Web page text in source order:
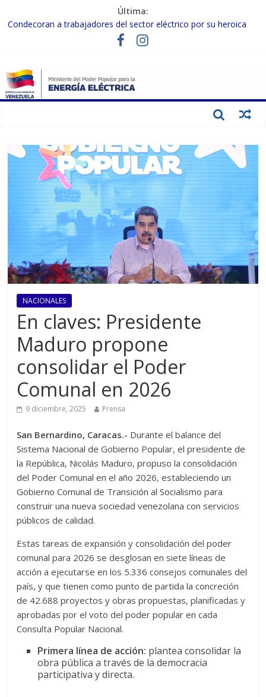
Última:
Condecoran a trabajadores del sector eléctrico por su heroica
labor tras el doble sismo del 24-J
Gobierno Nacional coordina acciones con el sector privado para
Inspeccionan trabajos de rehabilitación en instalaciones del SEN
en Carabobo
Gobierno Nacional activa plan preventivo para fortalecer el SEN
NACIONALES
En claves: Presidente
Maduro propone
consolidar el Poder
Comunal en 2026
9 diciembre, 2025 Prensa
San Bernardino, Caracas.- Durante el balance del
Sistema Nacional de Gobierno Popular, el presidente de
la República, Nicolás Maduro, propuso la consolidación
del Poder Comunal en el año 2026, estableciendo un
Gobierno Comunal de Transición al Socialismo para
construir una nueva sociedad venezolana con servicios
públicos de calidad.
Estas tareas de expansión y consolidación del poder
comunal para 2026 se desglosan en siete líneas de
acción a ejecutarse en los 5.336 consejos comunales del
país, y que tienen como punto de partida la concreción
de 42.688 proyectos y obras propuestas, planificadas y
aprobadas por el voto del poder popular en cada
Consulta Popular Nacional.
Primera línea de acción: plantea consolidar la
obra pública a través de la democracia
participativa y directa.